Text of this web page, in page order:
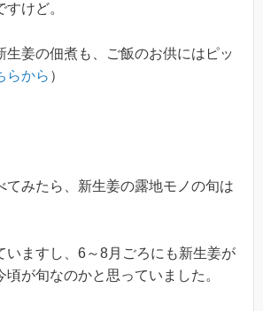
けど。
生姜の佃煮も、ご飯のお供にはピッ
らから ）
てみたら、新生姜の露地モノの旬は
いますし、6～8月ごろにも新生姜が
頃が旬なのかと思っていました。